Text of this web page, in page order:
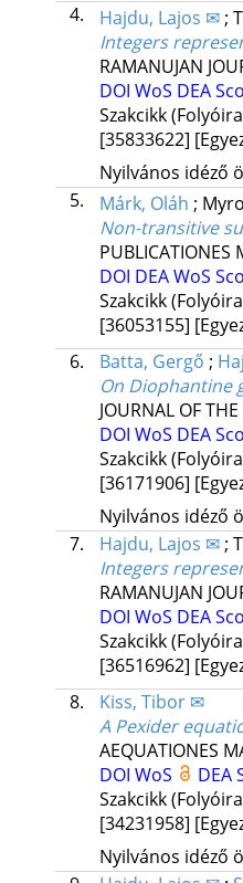
4.
Hajdu, Lajos ✉ ;
Integers
RAMANUJAN
DOI WoS DEA
Szakcikk
[35833622]
Nyilvános idéző
5.
Márk, Oláh ;
Non-transitive
PUBLICATIONES
DOI DEAWoS
Szakcikk
[36053155]
6.
Batta, Gergő ;
On Diophantine
JOURNAL OF
DOI WoS DEA
Szakcikk
[36171906]
Nyilvános idéző
7.
Hajdu, Lajos ✉;
Integers
RAMANUJAN
DOI WoS DEA
Szakcikk
[36516962]
8.
Kiss, Tibor ✉
A Pexider
AEQUATIONES
DOI WoS DEA
Szakcikk
[34231958]
Nyilvános idéző